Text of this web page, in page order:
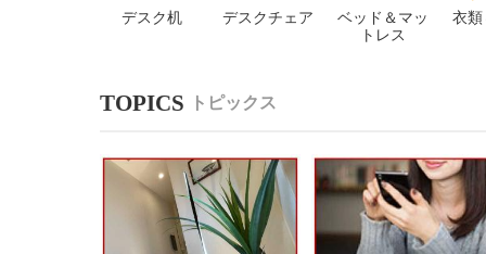
デスク机 デスクチェア
ベッド＆マッ
トレス
衣
トピックス